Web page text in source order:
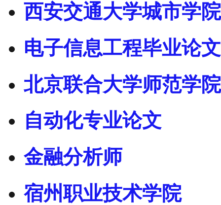
西安交通大学城市学院
电子信息工程毕业论文
北京联合大学师范学院
自动化专业论文
金融分析师
宿州职业技术学院